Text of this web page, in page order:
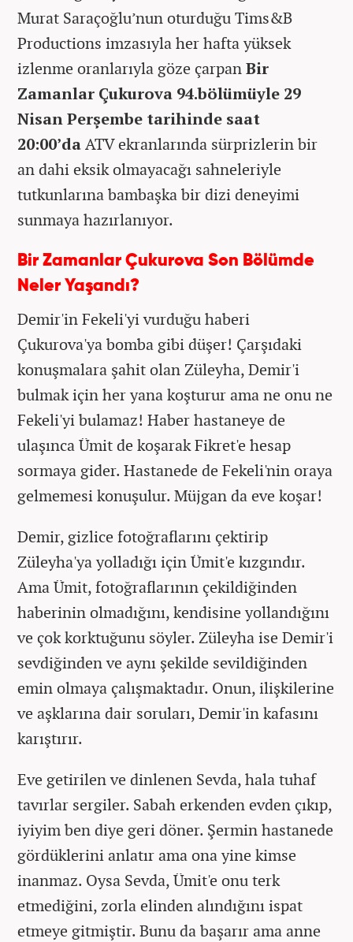
Murat Saraçoğlu’nun oturduğu Tims&B
Productions imzasıyla her hafta yüksek
izlenme oranlarıyla göze çarpanBir
Zamanlar Çukurova 94.bölümüyle 29
Nisan Perşembe tarihinde saat
20:00’daATV ekranlarında sürprizlerin bir
an dahi eksik olmayacağı sahneleriyle
tutkunlarına bambaşka bir dizi deneyimi
sunmaya hazırlanıyor.
Bir Zamanlar Çukurova Son Bölümde
Neler Yaşandı?
Demir'in Fekeli'yi vurduğu haberi
Çukurova'ya bomba gibi düşer! Çarşıdaki
konuşmalara şahit olan Züleyha, Demir'i
bulmak için her yana koşturur ama ne onu ne
Fekeli'yi bulamaz! Haber hastaneye de
ulaşınca Ümit de koşarak Fikret'e hesap
sormaya gider. Hastanede de Fekeli'nin oraya
gelmemesi konuşulur. Müjgan da eve koşar!
Demir, gizlice fotoğraflarını çektirip
Züleyha'ya yolladığı için Ümit'e kızgındır.
Ama Ümit, fotoğraflarının çekildiğinden
haberinin olmadığını, kendisine yollandığını
ve çok korktuğunu söyler. Züleyha ise Demir'i
sevdiğinden ve aynı şekilde sevildiğinden
emin olmaya çalışmaktadır. Onun, ilişkilerine
ve aşklarına dair soruları, Demir'in kafasını
karıştırır.
Eve getirilen ve dinlenen Sevda, hala tuhaf
tavırlar sergiler. Sabah erkenden evden çıkıp,
iyiyim ben diye geri döner. Şermin hastanede
gördüklerini anlatır ama ona yine kimse
inanmaz. Oysa Sevda, Ümit'e onu terk
etmediğini, zorla elinden alındığını ispat
etmeye gitmiştir. Bunu da başarır ama anne